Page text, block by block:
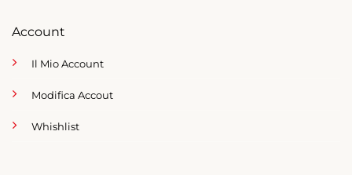
Account
Il Mio Account
Modifica Accout
Whishlist